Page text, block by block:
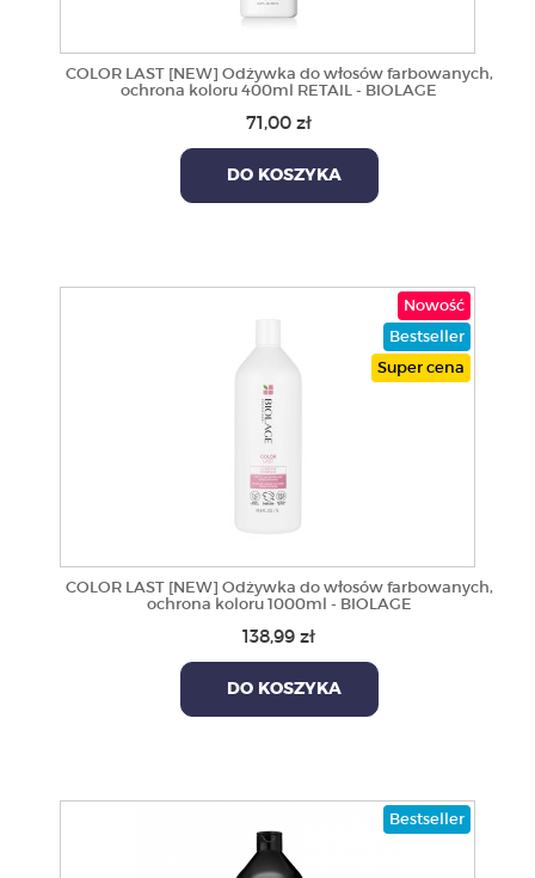
COLOR LAST [NEW] Odżywka do włosów farbowanych,
ochrona koloru 400ml RETAIL - BIOLAGE
71,00 zł
DO KOSZYKA
Nowość
Bestseller
Super cena
COLOR LAST [NEW] Odżywka do włosów farbowanych,
ochrona koloru 1000ml - BIOLAGE
138,99 zł
DO KOSZYKA
Bestseller